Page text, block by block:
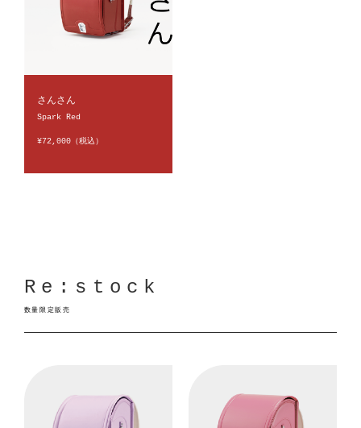
さんさん
Spark Red
¥72,000（税込）
Re:stock
数量限定販売